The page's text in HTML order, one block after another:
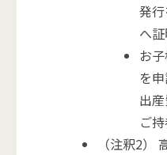
発
へ
お
を
出
ご
（注釈2）